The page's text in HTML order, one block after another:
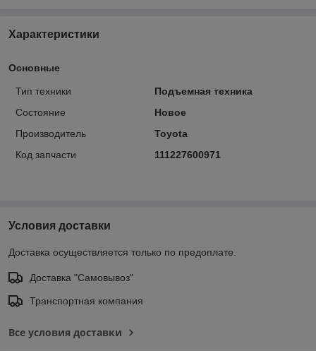
Характеристики
Основные
Тип техники
Подъемная техника
Состояние
Новое
Производитель
Toyota
Код запчасти
111227600971
Условия доставки
Доставка осуществляется только по предоплате.
Доставка "Самовывоз"
Транспортная компания
Все условия доставки